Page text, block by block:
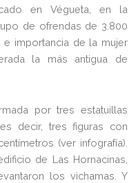
en Végueta, en la
de ofrendas de 3.800
importancia de la mujer
la más antigua de
por tres estatuillas
decir, tres figuras con
(ver infografía).
de Las Hornacinas,
los vichamas. Y